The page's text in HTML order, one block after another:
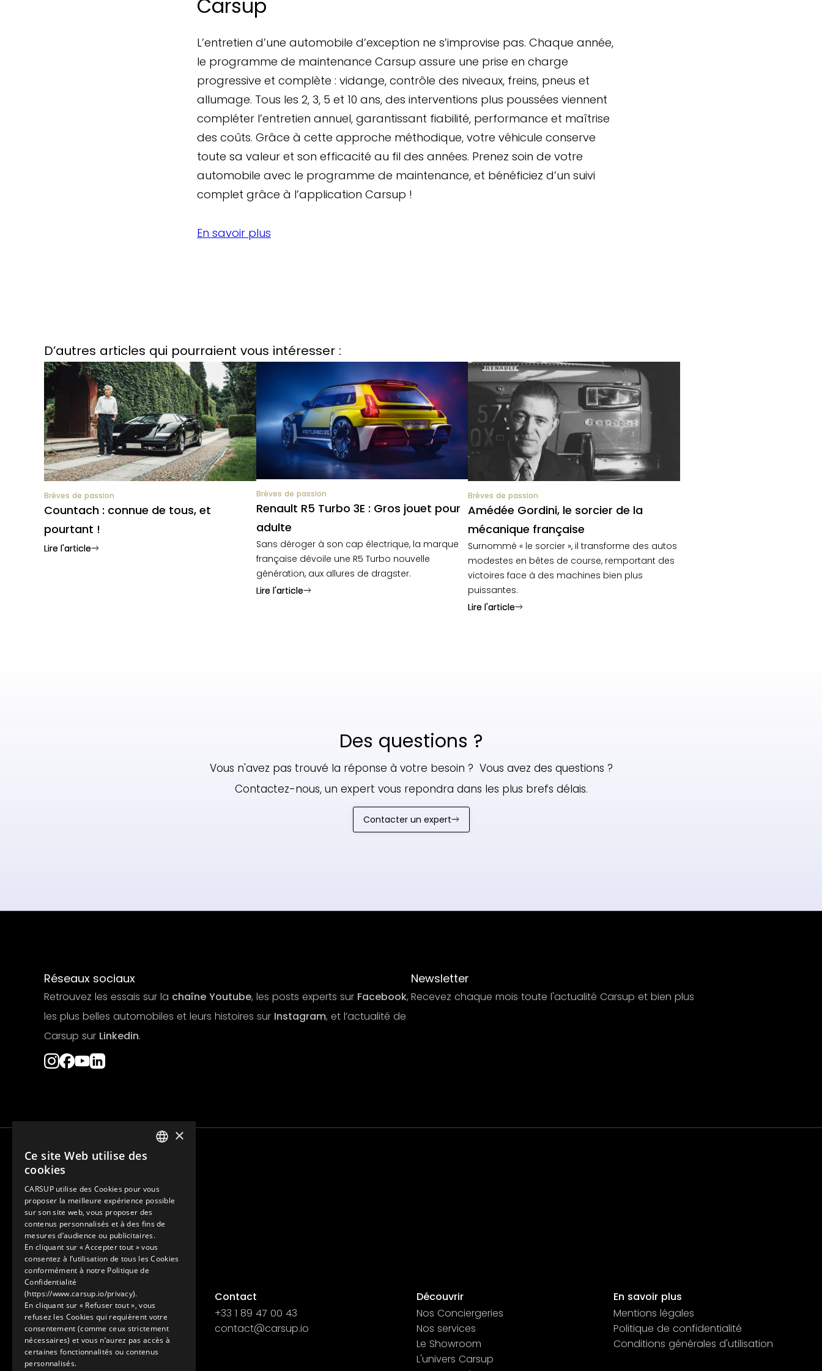
Carsup
L’entretien d’une automobile d’exception ne s’improvise pas. Chaque année,
le programme de maintenance Carsup assure une prise en charge
progressive et complète : vidange, contrôle des niveaux, freins, pneus et
allumage. Tous les 2, 3, 5 et 10 ans, des interventions plus poussées viennent
compléter l’entretien annuel, garantissant fiabilité, performance et maîtrise
des coûts. Grâce à cette approche méthodique, votre véhicule conserve
toute sa valeur et son efficacité au fil des années. Prenez soin de votre
automobile avec le programme de maintenance, et bénéficiez d’un suivi
complet grâce à l’application Carsup !
En savoir plus
D’autres articles qui pourraient vous intéresser :
Brèves de passion
Countach : connue de tous, et
pourtant !
Lire l'article
Lire l'article
Brèves de passion
Renault R5 Turbo 3E : Gros jouet pour
adulte
Sans déroger à son cap électrique, la marque
française dévoile une R5 Turbo nouvelle
génération, aux allures de dragster.
Lire l'article
Lire l'article
Brèves de passion
Amédée Gordini, le sorcier de la
mécanique française
Surnommé « le sorcier », il transforme des autos
modestes en bêtes de course, remportant des
victoires face à des machines bien plus
puissantes.
Lire l'article
Lire l'article
Des questions ?
Vous n'avez pas trouvé la réponse à votre besoin ? Vous avez des questions ?
Contactez-nous, un expert vous repondra dans les plus brefs délais.
Contacter un expert
Contacter un expert
Réseaux sociaux
Retrouvez les essais sur la chaîne Youtube, les posts experts sur Facebook,
les plus belles automobiles et leurs histoires sur Instagram, et l’actualité de
Carsup sur Linkedin.
Newsletter
Recevez chaque mois toute l'actualité Carsup et bien plus
La conciergerie automobile
Français
Disponible en
France
Belgique
Royaume Uni
Suisse
Contact
+33 1 89 47 00 43
contact@carsup.io
Découvrir
Nos Conciergeries
Nos services
Le Showroom
L'univers Carsup
En savoir plus
Mentions légales
Politique de confidentialité
Conditions générales d'utilisation
×
Ce site Web utilise des
cookies
CARSUP utilise des Cookies pour vous
proposer la meilleure expérience possible
sur son site web, vous proposer des
contenus personnalisés et à des fins de
mesures d’audience ou publicitaires.
En cliquant sur « Accepter tout » vous
consentez à l’utilisation de tous les Cookies
conformément à notre Politique de
Confidentialité
(https://www.carsup.io/privacy).
En cliquant sur « Refuser tout », vous
refusez les Cookies qui requièrent votre
consentement (comme ceux strictement
nécessaires) et vous n’aurez pas accès à
certaines fonctionnalités ou contenus
personnalisés.